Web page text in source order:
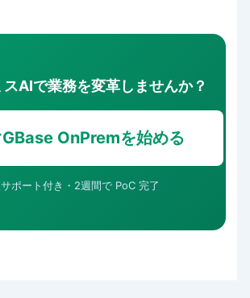
AIで業務を変革しませんか？
OnPremを始める
ポート付き・2週間で PoC 完了